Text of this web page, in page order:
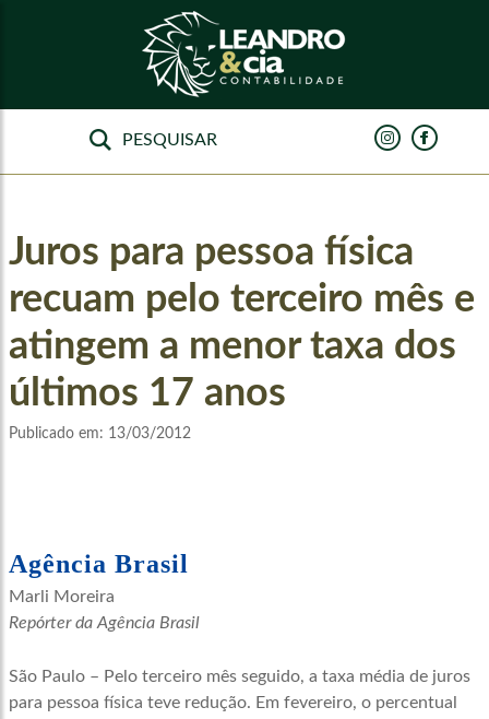
Juros para pessoa física
recuam pelo terceiro mês e
atingem a menor taxa dos
últimos 17 anos
Publicado em: 13/03/2012
Agência Brasil
Marli Moreira
Repórter da Agência Brasil
São Paulo – Pelo terceiro mês seguido, a taxa média de juros
para pessoa física teve redução. Em fevereiro, o percentual